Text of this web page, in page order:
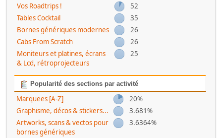
Vos Roadtrips !
52
Tables Cocktail
35
Bornes génériques modernes
26
Cabs From Scratch
26
Moniteurs et platines, écrans
& Lcd, rétroprojecteurs
25
Popularité des sections par activité
Marquees [A-Z]
20%
Graphisme, décos & stickers...
3.681%
Artworks, scans & vectos pour
bornes génériques
3.6364%